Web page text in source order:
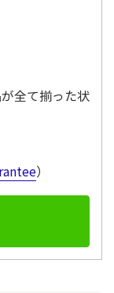
全て揃った状
）